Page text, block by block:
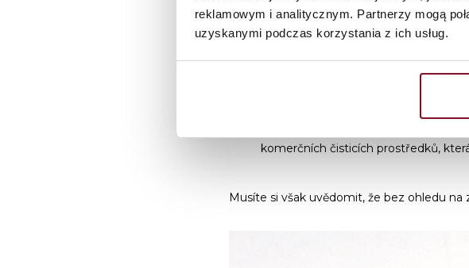
reklamowym i analitycznym. Partnerzy mogą
uzyskanymi podczas korzystania z ich usług.
Pokud chcete získat okna bez pruhů
,
případě bude nejlépe fungovat následující:
Speciální skleněné kapaliny s
—
komerčních čisticích prostředků,
Musíte si však uvědomit, že bez ohledu na